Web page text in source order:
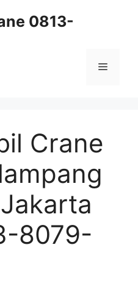
0813-
Menu
Crane
8079-